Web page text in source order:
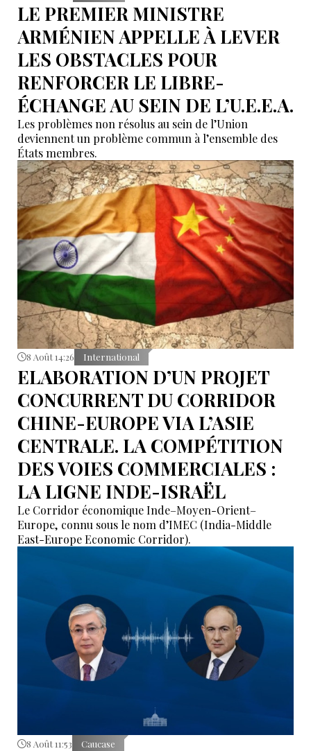
LE PREMIER MINISTRE
ARMÉNIEN APPELLE À LEVER
LES OBSTACLES POUR
RENFORCER LE LIBRE-
ÉCHANGE AU SEIN DE L’U.E.E.A.
Les problèmes non résolus au sein de l’Union
deviennent un problème commun à l’ensemble des
États membres.
8 Août 14:26 International
ELABORATION D’UN PROJET
CONCURRENT DU CORRIDOR
CHINE-EUROPE VIA L’ASIE
CENTRALE. LA COMPÉTITION
DES VOIES COMMERCIALES :
LA LIGNE INDE-ISRAËL
Le Corridor économique Inde–Moyen-Orient–
Europe, connu sous le nom d’IMEC (India-Middle
East-Europe Economic Corridor).
8 Août 11:53 Caucase